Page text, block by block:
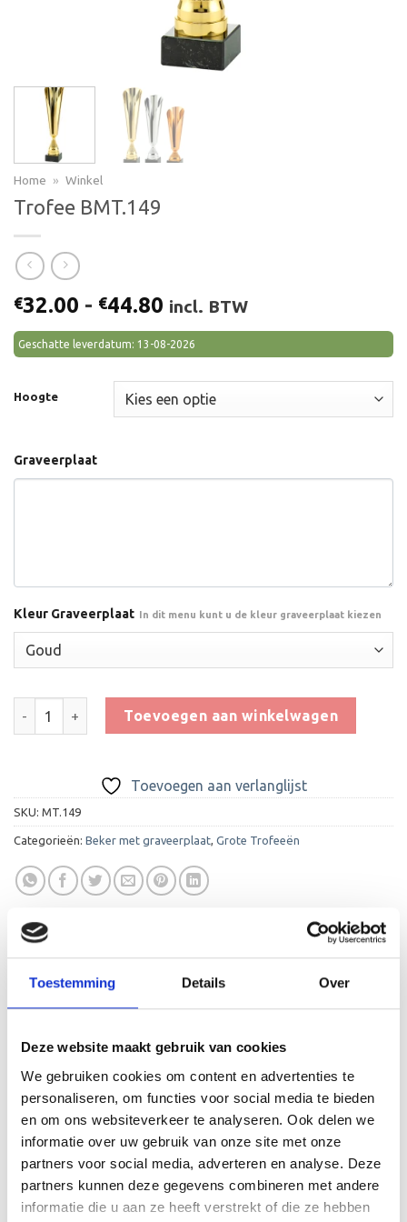
Toestemming Details Over
Deze website maakt gebruik van cookies
We gebruiken cookies om content en advertenties te
personaliseren, om functies voor social media te bieden
en om ons websiteverkeer te analyseren. Ook delen we
informatie over uw gebruik van onze site met onze
partners voor social media, adverteren en analyse. Deze
partners kunnen deze gegevens combineren met andere
informatie die u aan ze heeft verstrekt of die ze hebben
Home » Winkel
Trofee BMT.149
€32.00 - €44.80 Prijsklasse:
€32.00
tot
incl. BTW
Geschatte leverdatum: 13-08-2026
Hoogte
Graveerplaat
Kleur Graveerplaat In dit menu kunt u de kleur graveerplaat kiezen
Trofee BMT.149 aantal
Toevoegen aan winkelwagen
Toevoegen aan verlanglijst
SKU: MT.149
Categorieën: Beker met graveerplaat, Grote Trofeeën
AANVULLENDE INFORMATIE
LEVERTIJD 2-4 werkdagen
HOOGTE 32 cm, 40,5 cm, 47,5 cm
KLEUR Goud, Zilver, Brons
MATERIAAL TROFEE Kunststof/Metaal, Marmer